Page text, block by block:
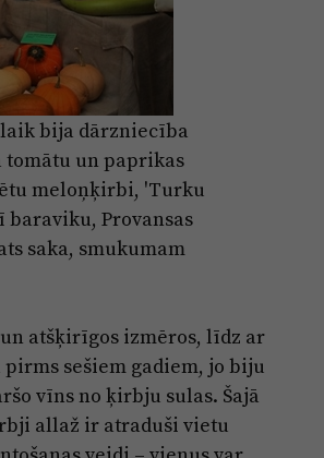
bija dārzniecība
tomātu un paprikas
meloņķirbi, 'Turku
Provansas
saka, smukumam
atšķirīgos izmēros, līdz ar
sešiem gadiem, jo biju
vīns no ķirbju sulas. Šajā
allaž ir atraduši vietu